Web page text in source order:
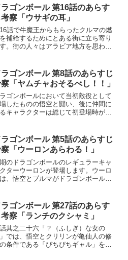
ギャルのパンティおくれーーー
！！！！」あまりにも有名...
ラゴンボール 第16話のあらす
考察「ウサギの耳」
話で牛魔王からもらったクルマの燃
補給するためにとある街に立ち寄り
。街の人々はアラビア地方を思わせ
な雰囲気がありますね。このブログ記
書くために久しぶり...
ラゴンボール 第8話のあらすじ
「ヤムチャおそるべし！！」
ラゴンボールにおいて当初敵役として
したものの悟空と闘い、後に仲間に
キャラクターは総じて初登場時が活
ーだと言えるでしょう。第8話において
とヤムチャははじめ...
ラゴンボール 第5話のあらすじ
「ウーロンあらわる！」
のドラゴンボールのレギュラーキャ
ターウーロンが登場します。ウーロ
、悟空とブルマがドラゴンボールを
り、様々な姿に変身できる能力を持っ
ます。ですが、本当の...
ラゴンボール 第27話のあらす
考察「ランチのクシャミ」
其之二十六「？（ふしぎ）な女の
では、悟空とクリリンが亀仙人の修
条件である「ぴちぴちギャル」を探